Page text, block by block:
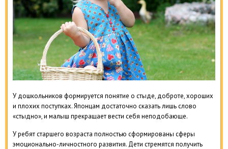
У дошкольников формируется понятие о стыде, доброте, хороших
и плохих поступках. Японцам достаточно сказать лишь слово
«стыдно», и малыш прекращает вести себя неподобающе.
У ребят старшего возраста полностью сформированы сферы
эмоционально-личностного развития. Дети стремятся получить